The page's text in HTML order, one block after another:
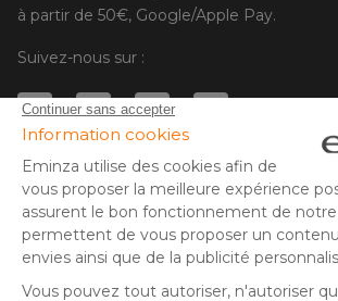
à partir de 50€, Google/Apple Pay.
Suivez-nous sur :
© Copyright 2025 Eminza | Tous droits réservés |
ITALIE
* Vous disposez de 30 jours (à compter de la
retrait de votre colis) pour effectuer un retour